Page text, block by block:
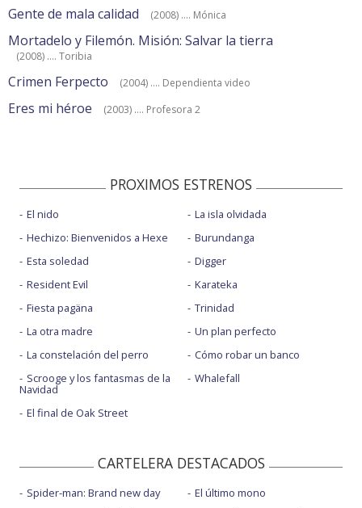
Gente de mala calidad (2008) .... Mónica
Mortadelo y Filemón. Misión: Salvar la tierra
(2008) .... Toribia
Crimen Ferpecto (2004) .... Dependienta video
Eres mi héroe (2003) .... Profesora 2
PROXIMOS ESTRENOS
El nido
Hechizo: Bienvenidos a Hexe
Esta soledad
Resident Evil
Fiesta pagäna
La otra madre
La constelación del perro
Scrooge y los fantasmas de la
Navidad
El final de Oak Street
La isla olvidada
Burundanga
Digger
Karateka
Trinidad
Un plan perfecto
Cómo robar un banco
Whalefall
CARTELERA DESTACADOS
Spider-man: Brand new day
El último mono